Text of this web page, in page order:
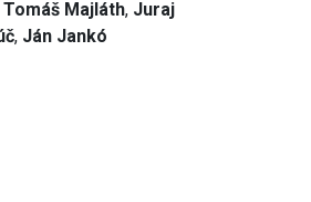
Tomáš Majláth, Juraj
, Ján Jankó